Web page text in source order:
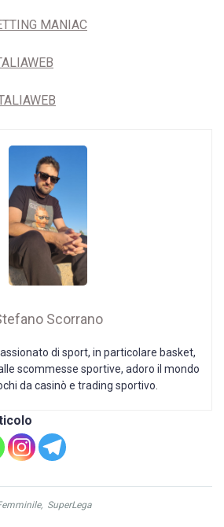
MANIAC
Scorrano
di sport, in particolare basket,
scommesse sportive, adoro il mondo
da casinò e trading sportivo.
, SuperLega